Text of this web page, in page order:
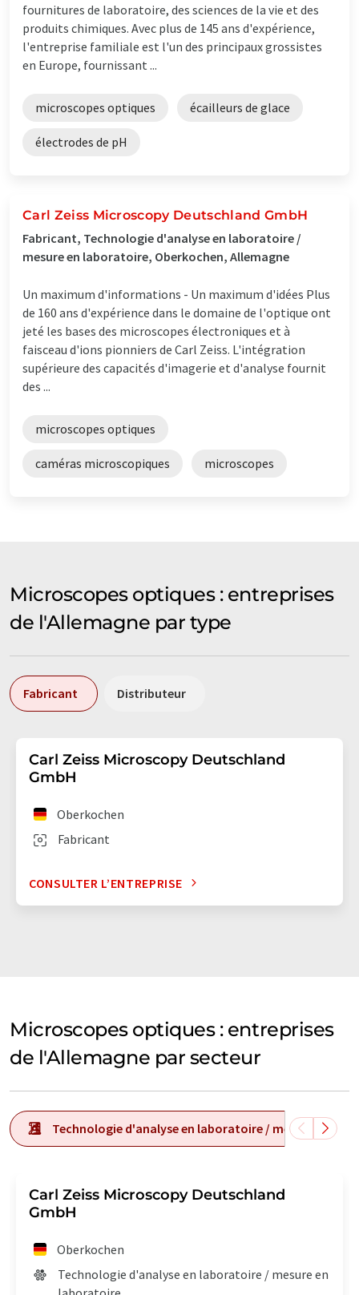
fournitures de laboratoire, des sciences de la vie et des
produits chimiques. Avec plus de 145 ans d'expérience,
l'entreprise familiale est l'un des principaux grossistes
en Europe, fournissant ...
microscopes optiques écailleurs de glace
électrodes de pH
Carl Zeiss Microscopy Deutschland GmbH
Fabricant, Technologie d'analyse en laboratoire /
mesure en laboratoire, Oberkochen, Allemagne
Un maximum d'informations - Un maximum d'idées Plus
de 160 ans d'expérience dans le domaine de l'optique ont
jeté les bases des microscopes électroniques et à
faisceau d'ions pionniers de Carl Zeiss. L'intégration
supérieure des capacités d'imagerie et d'analyse fournit
des ...
microscopes optiques
caméras microscopiques microscopes
Microscopes optiques : entreprises
de l'Allemagne par type
Fabricant Distributeur
Carl Zeiss Microscopy Deutschland
GmbH
Fabricant
Oberkochen
CONSULTER L’ENTREPRISE
Microscopes optiques : entreprises
de l'Allemagne par secteur
Technologie d'analyse en laboratoire / mesure en
Carl Zeiss Microscopy Deutschland
GmbH
Oberkochen
Technologie d'analyse en laboratoire / mesure en